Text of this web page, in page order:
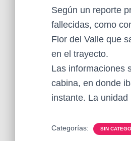
Según un reporte
fallecidas, como
Flor del Valle que
en el trayecto.
Las informaciones
cabina, en donde
instante. La
Categorías: SIN